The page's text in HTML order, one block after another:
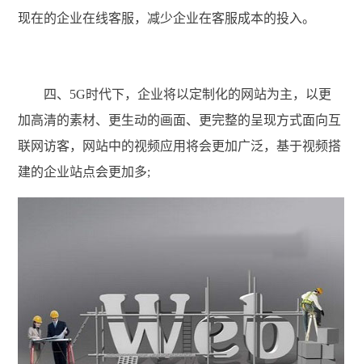
现在的企业在线客服，减少企业在客服成本的投入。
四、5G时代下，企业将以定制化的网站为主，以更
加高清的素材、更生动的画面、更完整的呈现方式面向互
联网访客，网站中的视频应用将会更加广泛，基于视频搭
建的企业站点会更加多;